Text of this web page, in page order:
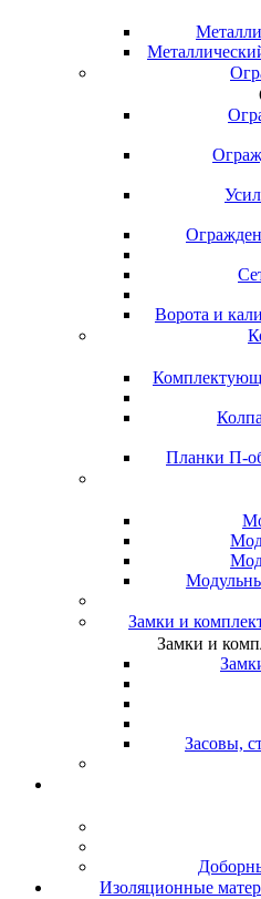
Ворота и
Планки П-
Замки и
Замки и
Засовы,
Изоляционные